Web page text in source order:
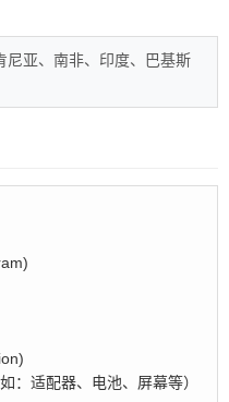
尼亚、南非、印度、巴基斯
：适配器、电池、屏幕等）